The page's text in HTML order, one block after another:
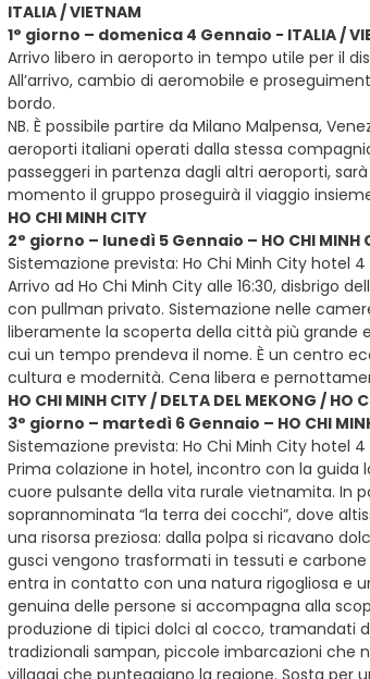
ITALIA / VIETNAM
1° giorno – domenica 4 Gennaio - ITALIA /
Arrivo libero in aeroporto in tempo utile per il
All’arrivo, cambio di aeromobile e
bordo.
NB. È possibile partire da Milano Malpensa,
aeroporti italiani operati dalla stessa
passeggeri in partenza dagli altri aeroporti,
momento il gruppo proseguirà il viaggio
HO CHI MINH CITY
2° giorno – lunedì 5 Gennaio – HO CHI MINH
Sistemazione prevista: Ho Chi Minh City hotel 4
Arrivo ad Ho Chi Minh City alle 16:30, disbrigo
con pullman privato. Sistemazione nelle
liberamente la scoperta della città più grande
cui un tempo prendeva il nome. È un centro
cultura e modernità. Cena libera e
HO CHI MINH CITY / DELTA DEL MEKONG / HO
3° giorno – martedì 6 Gennaio – HO CHI MINH
Sistemazione prevista: Ho Chi Minh City hotel 4
Prima colazione in hotel, incontro con la
cuore pulsante della vita rurale vietnamita. In
soprannominata “la terra dei cocchi”, dove
una risorsa preziosa: dalla polpa si ricavano
gusci vengono trasformati in tessuti e
entra in contatto con una natura rigogliosa e
genuina delle persone si accompagna alla
produzione di tipici dolci al cocco, tramandati
tradizionali sampan, piccole imbarcazioni che
villaggi che punteggiano la regione. Sosta per